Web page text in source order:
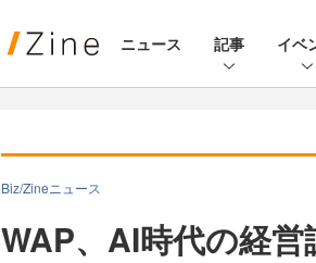
ニュース 記事 イベ
Biz/Zineニュース
WAP、AI時代の経